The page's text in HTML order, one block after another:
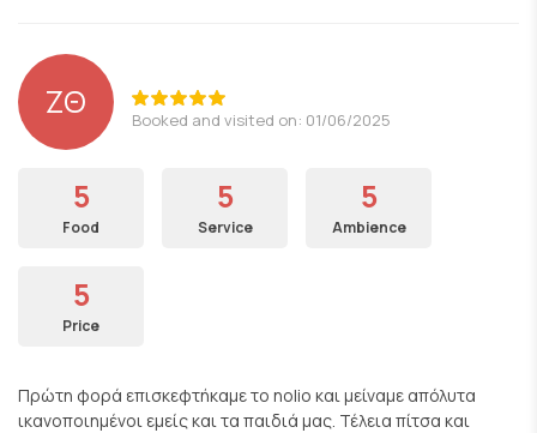
ΖΘ Booked and visited on: 01/06/2025
5
Food
5
Service
5
Ambience
5
Price
Πρώτη φορά επισκεφτήκαμε το nolio και μείναμε απόλυτα
ικανοποιημένοι εμείς και τα παιδιά μας. Τέλεια πίτσα και